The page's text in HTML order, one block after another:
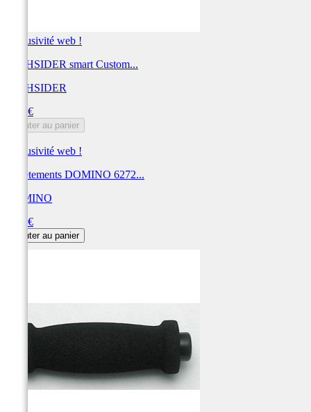
Exclusivité web !
HIGHSIDER smart Custom...
HIGHSIDER
9,95 €
Ajouter au panier
Exclusivité web !
Revêtements DOMINO 6272...
DOMINO
9,60 €
Ajouter au panier